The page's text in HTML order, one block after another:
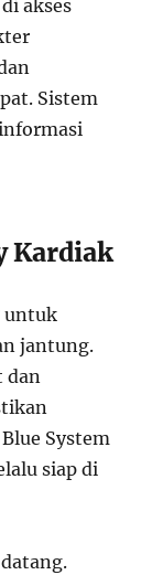
akses
Sistem
Kardiak
untuk
jantung.
dan
System
siap di